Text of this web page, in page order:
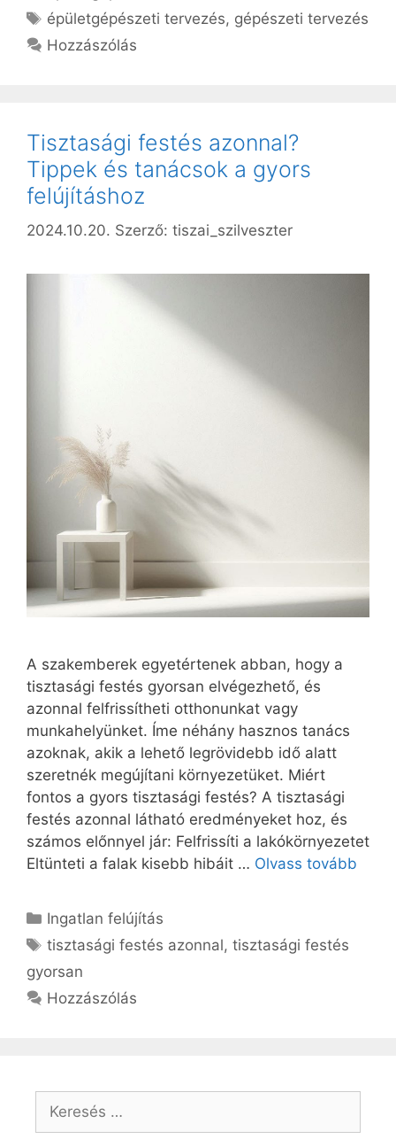
Címkék
épületgépészeti tervezés, gépészeti tervezés
Hozzászólás
Tisztasági festés azonnal?
Tippek és tanácsok a gyors
felújításhoz
2024.10.20. Szerző: tiszai_szilveszter
A szakemberek egyetértenek abban, hogy a
tisztasági festés gyorsan elvégezhető, és
azonnal felfrissítheti otthonunkat vagy
munkahelyünket. Íme néhány hasznos tanács
azoknak, akik a lehető legrövidebb idő alatt
szeretnék megújítani környezetüket. Miért
fontos a gyors tisztasági festés? A tisztasági
festés azonnal látható eredményeket hoz, és
számos előnnyel jár: Felfrissíti a lakókörnyezetet
Eltünteti a falak kisebb hibáit … Olvass tovább
Kategória
Ingatlan felújítás
Címkék
tisztasági festés azonnal,tisztasági festés
gyorsan
Hozzászólás
Keresés: